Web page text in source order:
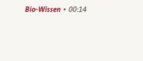
Bio-Wissen 00:14